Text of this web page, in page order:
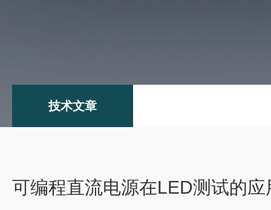
技术文章
可编程直流电源在LED测试的应